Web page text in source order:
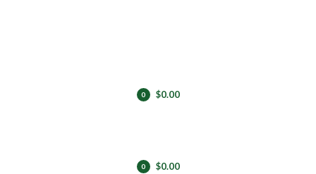
0
$0.00
0
$0.00